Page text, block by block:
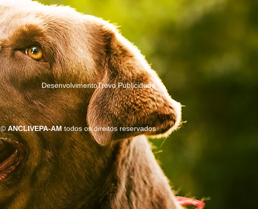
DesenvolvimentoTrevo Publicidade
©ANCLIVEPA-AM todos os direitos reservados.